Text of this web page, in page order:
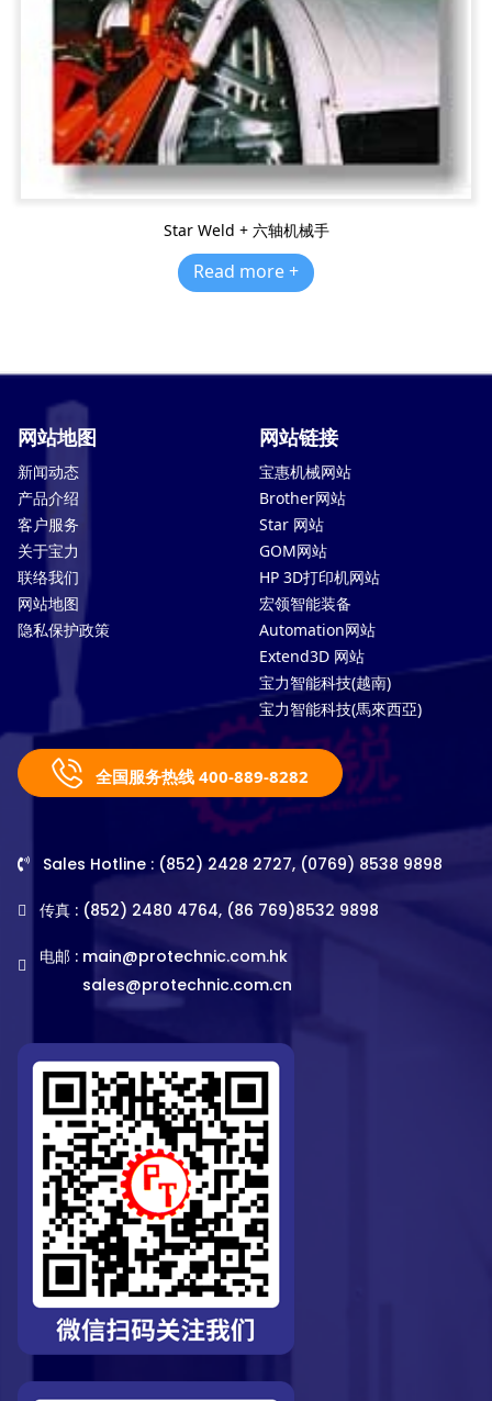
Star Weld + 六轴机械手
Read more +
网站地图
新闻动态
产品介绍
客户服务
关于宝力
联络我们
网站地图
隐私保护政策
网站链接
宝惠机械网站
Brother网站
Star 网站
GOM网站
HP 3D打印机网站
宏领智能装备
Automation网站
Extend3D 网站
宝力智能科技(越南)
宝力智能科技(馬來西亞)
全国服务热线 400-889-8282
Sales Hotline : (852) 2428 2727, (0769) 8538 9898
传真 : (852) 2480 4764, (86 769)8532 9898
电邮 : main@protechnic.com.hk
sales@protechnic.com.cn